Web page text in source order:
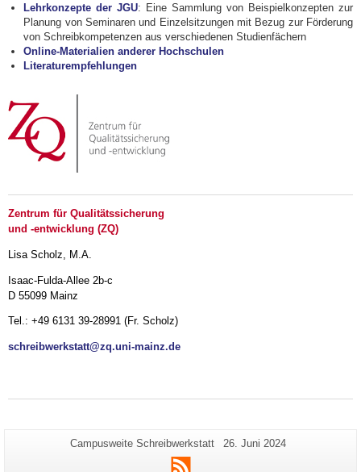
Lehrkonzepte der JGU: Eine Sammlung von Beispielkonzepten zur
Planung von Seminaren und Einzelsitzungen mit Bezug zur Förderung
von Schreibkompetenzen aus verschiedenen Studienfächern
Online-Materialien anderer Hochschulen
Literaturempfehlungen
Zentrum für Qualitätssicherung
und -entwicklung (ZQ)
Lisa Scholz, M.A.
Isaac-Fulda-Allee 2b-c
D 55099 Mainz
Tel.: +49 6131 39-28991 (Fr. Scholz)
schreibwerkstatt@zq.uni-mainz.de
Zusätzliche
Informationen
Seiten-
Campusweite Schreibwerkstatt
Letzte
26. Juni 2024
RSS